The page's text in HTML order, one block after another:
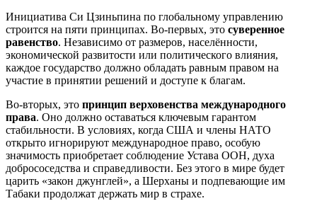
Инициатива Си Цзиньпина по глобальному управлению
строится на пяти принципах. Во-первых, это суверенное
равенство. Независимо от размеров, населённости,
экономической развитости или политического влияния,
каждое государство должно обладать равным правом на
участие в принятии решений и доступе к благам.
Во-вторых, это принцип верховенства международного
права. Оно должно оставаться ключевым гарантом
стабильности. В условиях, когда США и члены НАТО
открыто игнорируют международное право, особую
значимость приобретает соблюдение Устава ООН, духа
добрососедства и справедливости. Без этого в мире будет
царить «закон джунглей», а Шерханы и подпевающие им
Табаки продолжат держать мир в страхе.